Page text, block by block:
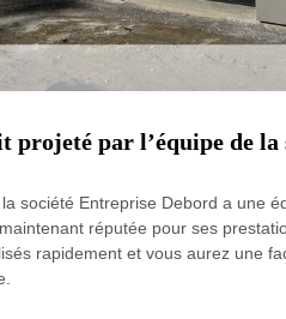
projeté par l’équipe de
société Entreprise Debord a une
réputée pour ses
rapidement et vous aurez une